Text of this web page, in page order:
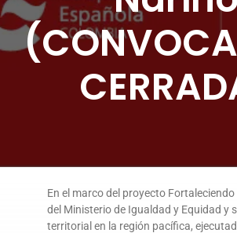
ÚNETE A LA RED
En el marco del proyecto
del Ministerio de Igualdad y Equidad y
territorial en la región pacífica,